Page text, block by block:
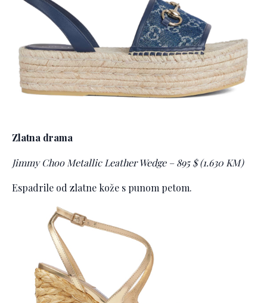
Zlatna drama
Jimmy Choo Metallic Leather Wedge – 895 $ (1.630 KM)
Espadrile od zlatne kože s punom petom.